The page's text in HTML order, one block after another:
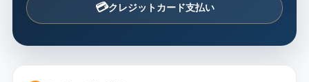
💳クレジットカード支払い